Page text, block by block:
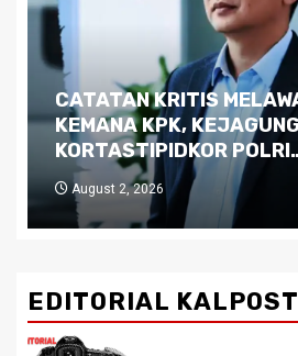
Dilema Kaltim di
Kutukan Sumber Daya
Pemimpin yang Tak
July 29, 2026
EDITORIAL